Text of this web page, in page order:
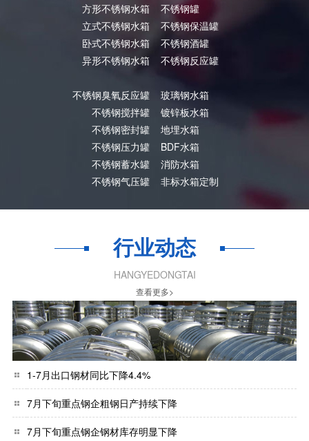
方形不锈钢水箱
立式不锈钢水箱
卧式不锈钢水箱
异形不锈钢水箱
不锈钢臭氧反应罐
不锈钢搅拌罐
不锈钢密封罐
不锈钢压力罐
不锈钢蓄水罐
不锈钢气压罐
不锈钢罐
不锈钢保温罐
不锈钢酒罐
不锈钢反应罐
玻璃钢水箱
镀锌板水箱
地埋水箱
BDF水箱
消防水箱
非标水箱定制
行业动态
HANGYEDONGTAI
查看更多>
1-7月出口钢材同比下降4.4%
7月下旬重点钢企粗钢日产持续下降
7月下旬重点钢企钢材库存明显下降